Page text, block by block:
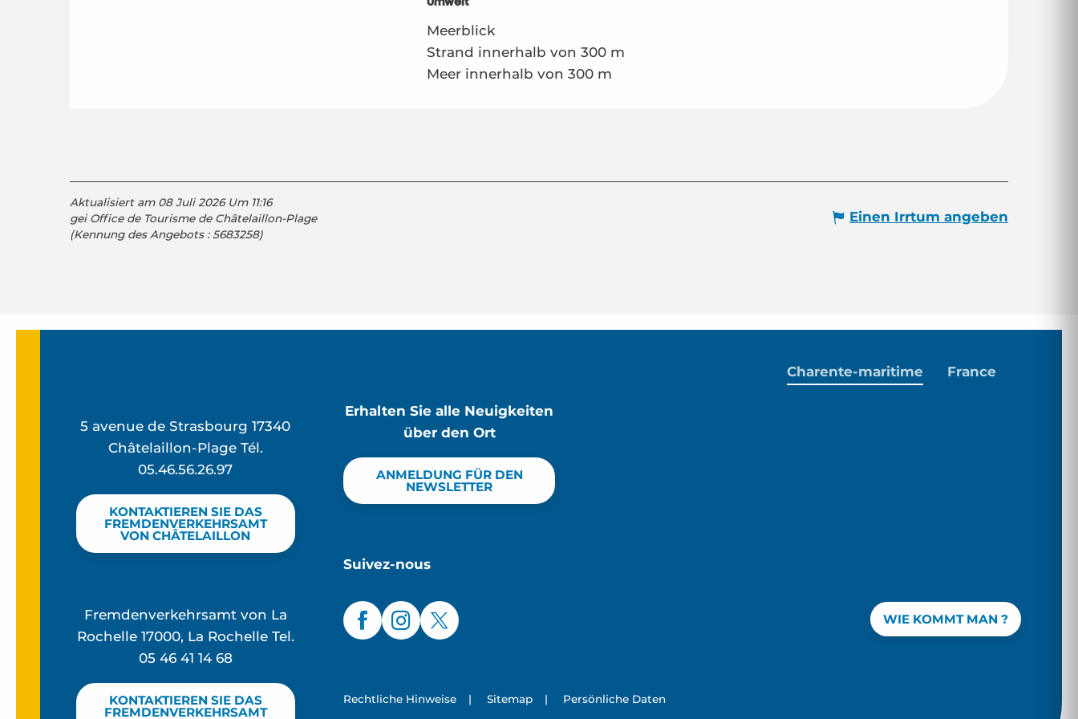
Meerblick
Strand innerhalb von 300 m
Meer innerhalb von 300 m
Aktualisiert am 08 Juli 2026 Um 11:16
gei Office de Tourisme de Châtelaillon-Plage
(Kennung des Angebots :5683258)
Einen Irrtum angeben
5 avenue de Strasbourg 17340
Châtelaillon-Plage Tél.
05.46.56.26.97
KONTAKTIEREN SIE DAS
FREMDENVERKEHRSAMT
VON CHÂTELAILLON
Fremdenverkehrsamt von La
Rochelle 17000, La Rochelle Tel.
05 46 41 14 68
KONTAKTIEREN SIE DAS
FREMDENVERKEHRSAMT
Erhalten Sie alle Neuigkeiten
über den Ort
ANMELDUNG FÜR DEN
NEWSLETTER
Suivez-nous
WIE KOMMT MAN ?
Charente-maritime France
Rechtliche Hinweise | Sitemap | Persönliche Daten